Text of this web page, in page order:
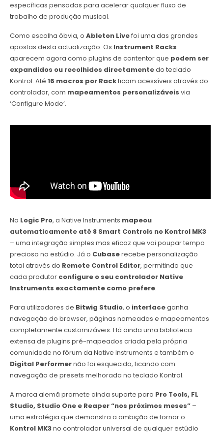
específicas pensadas para acelerar qualquer fluxo de
trabalho de produção musical.
Como escolha óbvia, o Ableton Livefoi uma das grandes
apostas desta actualização. Os Instrument Racks
aparecem agora como plugins de contentor que podem ser
expandidos ou recolhidos directamentedo teclado
Kontrol. Até 16 macros por Rackficam acessíveis através do
controlador, com mapeamentos personalizáveis via
‘Configure Mode’.
No Logic Pro, a Native Instruments mapeou
automaticamente até 8 Smart Controls no Kontrol MK3
– uma integração simples mas eficaz que vai poupar tempo
precioso no estúdio. Já o Cubaserecebe personalização
total através do Remote Control Editor, permitindo que
cada produtor configure o seu controlador Native
Instruments exactamente como prefere.
Para utilizadores de Bitwig Studio, o interfaceganha
navegação do browser, páginas nomeadas e mapeamentos
completamente customizáveis. Há ainda uma biblioteca
extensa de plugins pré-mapeados criada pela própria
comunidade no fórum da Native Instruments e também o
Digital Performernão foi esquecido, ficando com
navegação de presets melhorada no teclado Kontrol.
A marca alemã promete ainda suporte para Pro Tools, FL
Studio, Studio One e Reaper “nos próximos meses”–
uma estratégia que demonstra a ambição de tornar o
Kontrol MK3no controlador universal de qualquer estúdio